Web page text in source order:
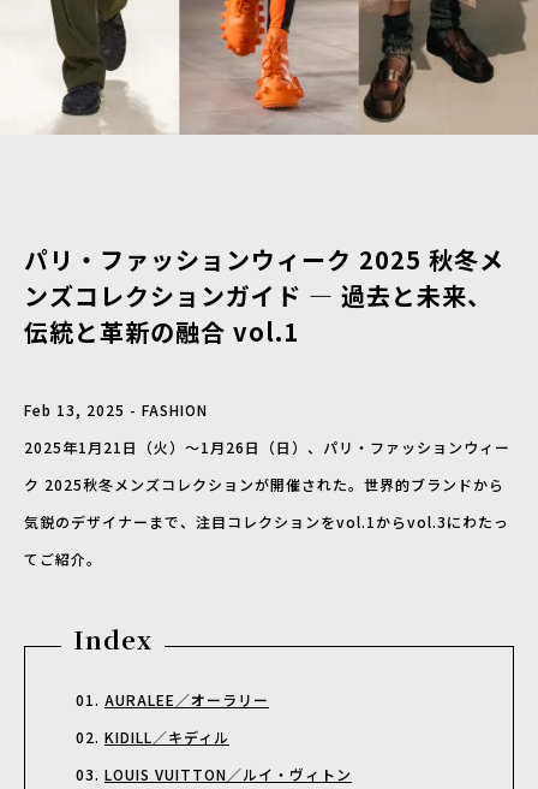
パリ・ファッションウィーク 2025 秋冬メ
ンズコレクションガイド — 過去と未来、
伝統と革新の融合 vol.1
Feb 13, 2025 - FASHION
2025年1月21日（火）〜1月26日（日）、パリ・ファッションウィー
ク 2025秋冬メンズコレクションが開催された。世界的ブランドから
気鋭のデザイナーまで、注目コレクションをvol.1からvol.3にわたっ
てご紹介。
Index
AURALEE／オーラリー
KIDILL／キディル
LOUIS VUITTON／ルイ・ヴィトン